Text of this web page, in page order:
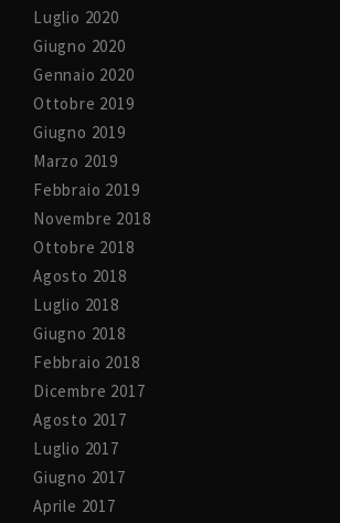
Luglio 2020
Giugno 2020
Gennaio 2020
Ottobre 2019
Giugno 2019
Marzo 2019
Febbraio 2019
Novembre 2018
Ottobre 2018
Agosto 2018
Luglio 2018
Giugno 2018
Febbraio 2018
Dicembre 2017
Agosto 2017
Luglio 2017
Giugno 2017
Aprile 2017